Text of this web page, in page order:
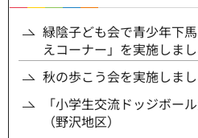
緑陰子ども会で青少年下
えコーナー」を実施しまし
秋の歩こう会を実施しま
「小学生交流ドッジボー
（野沢地区）